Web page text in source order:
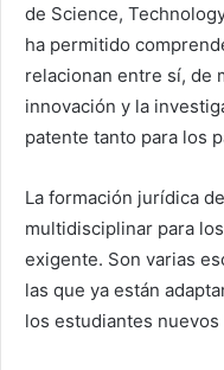
de Science,
ha permitido
relacionan entre sí, de
innovación y la
patente tanto para los
La formación jurídica
multidisciplinar para
exigente. Son varias
las que ya están
los estudiantes